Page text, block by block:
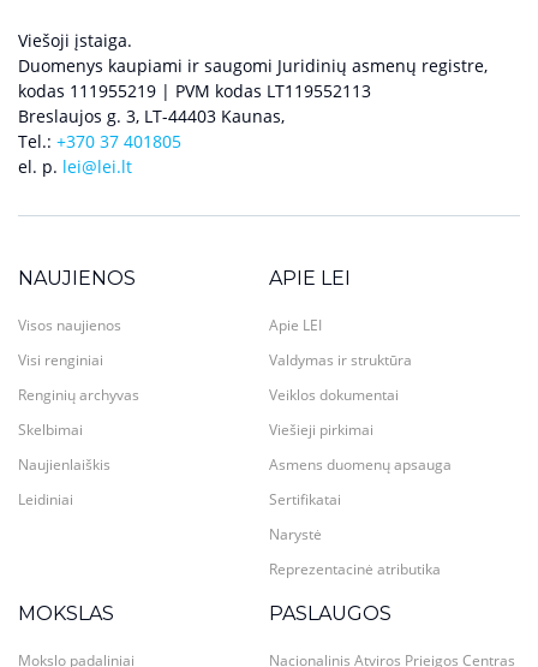
Viešoji įstaiga.
Duomenys kaupiami ir saugomi Juridinių asmenų registre,
kodas 111955219 | PVM kodas LT119552113
Breslaujos g. 3, LT-44403 Kaunas,
Tel.: +370 37 401805
el. p. lei@lei.lt
NAUJIENOS
Visos naujienos
Visi renginiai
Renginių archyvas
Skelbimai
Naujienlaiškis
Leidiniai
APIE LEI
Apie LEI
Valdymas ir struktūra
Veiklos dokumentai
Viešieji pirkimai
Asmens duomenų apsauga
Sertifikatai
Narystė
Reprezentacinė atributika
MOKSLAS
Mokslo padaliniai
PASLAUGOS
Nacionalinis Atviros Prieigos Centras